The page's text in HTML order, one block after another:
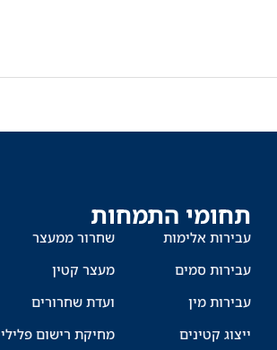
תחומי התמחות
עבירות אלימות
עבירות סמים
עבירות מין
ייצוג קטינים
שחרור ממעצר
מעצר קטין
ועדת שחרורים
מחיקת רישום פלילי